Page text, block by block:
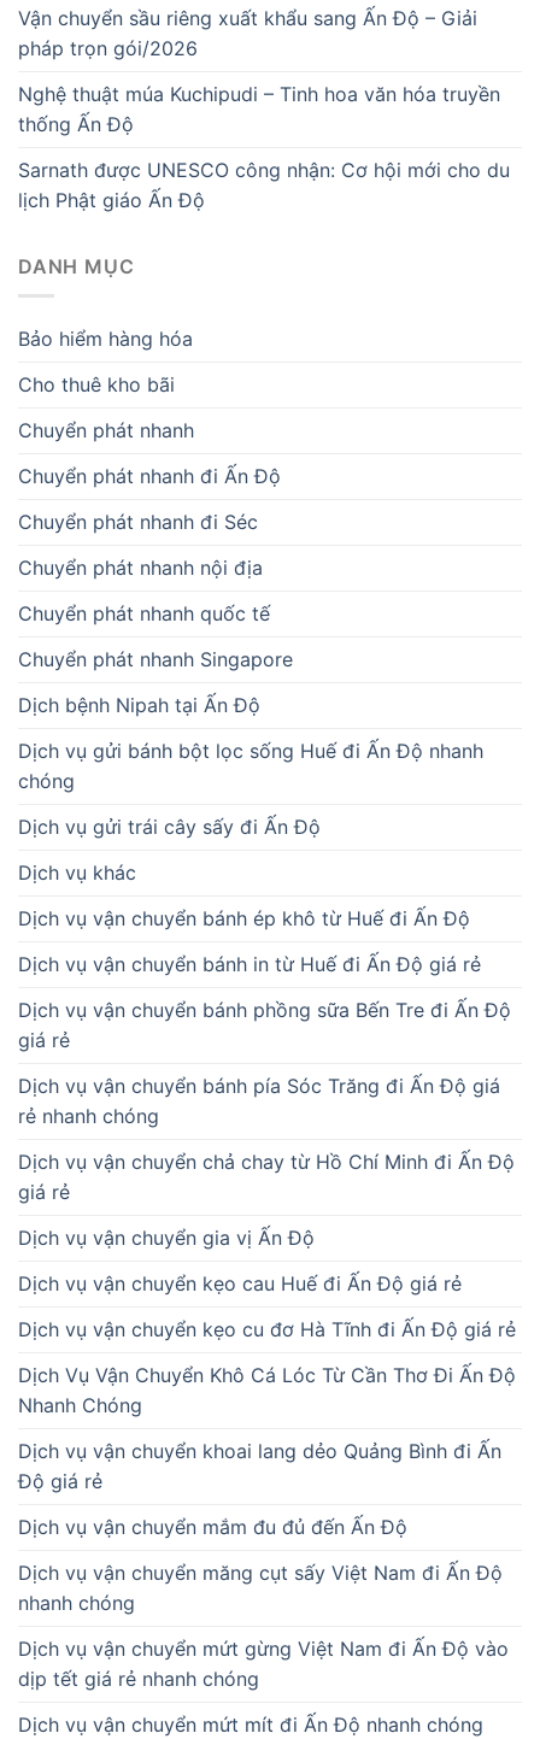
Vận chuyển sầu riêng xuất khẩu sang Ấn Độ – Giải
pháp trọn gói/2026
Nghệ thuật múa Kuchipudi – Tinh hoa văn hóa truyền
thống Ấn Độ
Sarnath được UNESCO công nhận: Cơ hội mới cho du
lịch Phật giáo Ấn Độ
DANH MỤC
Bảo hiểm hàng hóa
Cho thuê kho bãi
Chuyển phát nhanh
Chuyển phát nhanh đi Ấn Độ
Chuyển phát nhanh đi Séc
Chuyển phát nhanh nội địa
Chuyển phát nhanh quốc tế
Chuyển phát nhanh Singapore
Dịch bệnh Nipah tại Ấn Độ
Dịch vụ gửi bánh bột lọc sống Huế đi Ấn Độ nhanh
chóng
Dịch vụ gửi trái cây sấy đi Ấn Độ
Dịch vụ khác
Dịch vụ vận chuyển bánh ép khô từ Huế đi Ấn Độ
Dịch vụ vận chuyển bánh in từ Huế đi Ấn Độ giá rẻ
Dịch vụ vận chuyển bánh phồng sữa Bến Tre đi Ấn Độ
giá rẻ
Dịch vụ vận chuyển bánh pía Sóc Trăng đi Ấn Độ giá
rẻ nhanh chóng
Dịch vụ vận chuyển chả chay từ Hồ Chí Minh đi Ấn Độ
giá rẻ
Dịch vụ vận chuyển gia vị Ấn Độ
Dịch vụ vận chuyển kẹo cau Huế đi Ấn Độ giá rẻ
Dịch vụ vận chuyển kẹo cu đơ Hà Tĩnh đi Ấn Độ giá rẻ
Dịch Vụ Vận Chuyển Khô Cá Lóc Từ Cần Thơ Đi Ấn Độ
Nhanh Chóng
Dịch vụ vận chuyển khoai lang dẻo Quảng Bình đi Ấn
Độ giá rẻ
Dịch vụ vận chuyển mắm đu đủ đến Ấn Độ
Dịch vụ vận chuyển măng cụt sấy Việt Nam đi Ấn Độ
nhanh chóng
Dịch vụ vận chuyển mứt gừng Việt Nam đi Ấn Độ vào
dịp tết giá rẻ nhanh chóng
Dịch vụ vận chuyển mứt mít đi Ấn Độ nhanh chóng